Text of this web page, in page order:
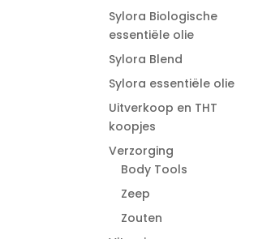
Sylora Biologische
essentiële olie
Sylora Blend
Sylora essentiële olie
Uitverkoop en THT
koopjes
Verzorging
Body Tools
Zeep
Zouten